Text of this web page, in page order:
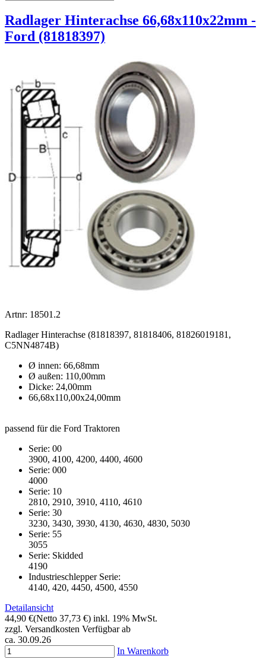
Radlager Hinterachse 66,68x110x22mm -
Ford (81818397)
Artnr: 18501.2
Radlager Hinterachse (81818397, 81818406, 81826019181,
C5NN4874B)
Ø innen: 66,68mm
Ø außen: 110,00mm
Dicke: 24,00mm
66,68x110,00x24,00mm
passend für die Ford Traktoren
Serie: 00
3900, 4100, 4200, 4400, 4600
Serie: 000
4000
Serie: 10
2810, 2910, 3910, 4110, 4610
Serie: 30
3230, 3430, 3930, 4130, 4630, 4830, 5030
Serie: 55
3055
Serie: Skidded
4190
Industrieschlepper Serie:
4140, 420, 4450, 4500, 4550
Detailansicht
44,90 €(Netto 37,73 €) inkl. 19% MwSt.
zzgl. Versandkosten Verfügbar ab
ca. 30.09.26
In Warenkorb